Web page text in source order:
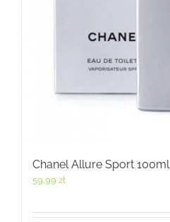
Chanel Allure Sport 100ml
59,99 zł